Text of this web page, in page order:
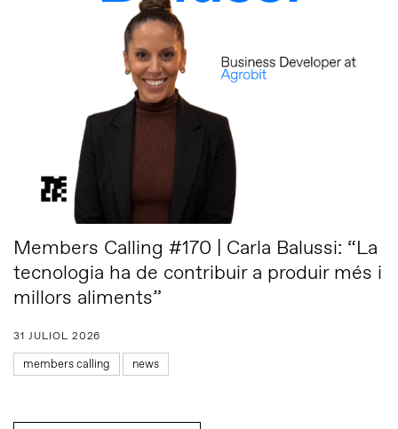
Members Calling #170 | Carla Balussi: “La
tecnologia ha de contribuir a produir més i
millors aliments”
31 JULIOL 2026
members calling news